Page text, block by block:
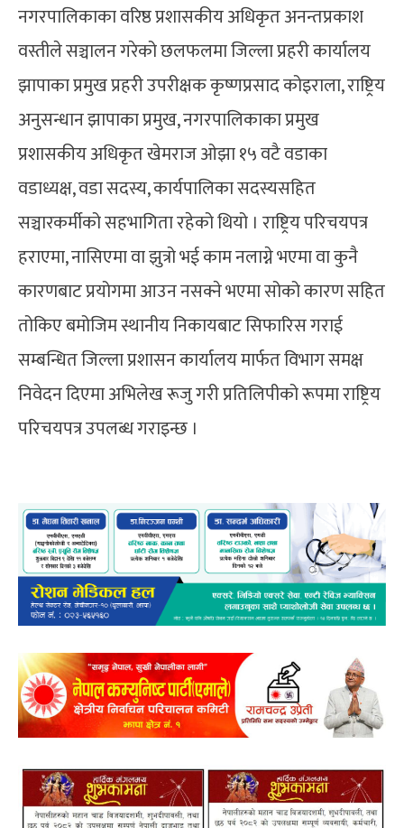
नगरपालिकाका वरिष्ठ प्रशासकीय अधिकृत अनन्तप्रकाश
वस्तीले सञ्चालन गरेको छलफलमा जिल्ला प्रहरी कार्यालय
झापाका प्रमुख प्रहरी उपरीक्षक कृष्णप्रसाद कोइराला, राष्ट्रिय
अनुसन्धान झापाका प्रमुख, नगरपालिकाका प्रमुख
प्रशासकीय अधिकृत खेमराज ओझा १५ वटै वडाका
वडाध्यक्ष, वडा सदस्य, कार्यपालिका सदस्यसहित
सञ्चारकर्मीको सहभागिता रहेको थियो । राष्ट्रिय परिचयपत्र
हराएमा, नासिएमा वा झुत्रो भई काम नलाग्ने भएमा वा कुनै
कारणबाट प्रयोगमा आउन नसक्ने भएमा सोको कारण सहित
तोकिए बमोजिम स्थानीय निकायबाट सिफारिस गराई
सम्बन्धित जिल्ला प्रशासन कार्यालय मार्फत विभाग समक्ष
निवेदन दिएमा अभिलेख रूजु गरी प्रतिलिपीको रूपमा राष्ट्रिय
परिचयपत्र उपलब्ध गराइन्छ ।